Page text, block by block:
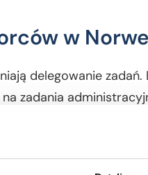
w
delegowanie
zadania